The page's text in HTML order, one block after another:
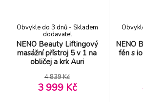
ZDARMA
kulmou Vio
4 598 Kč
-17%
NENO Beauty Přístroj pro
RF Algo
NENO Beauty Liftingový
masážní přístroj 5 v 1 na
obličej a krk Auri
Obvykle do 3 dnů - Skladem
dodavatel
4 839 Kč
3 999 Kč
NENO
fén s